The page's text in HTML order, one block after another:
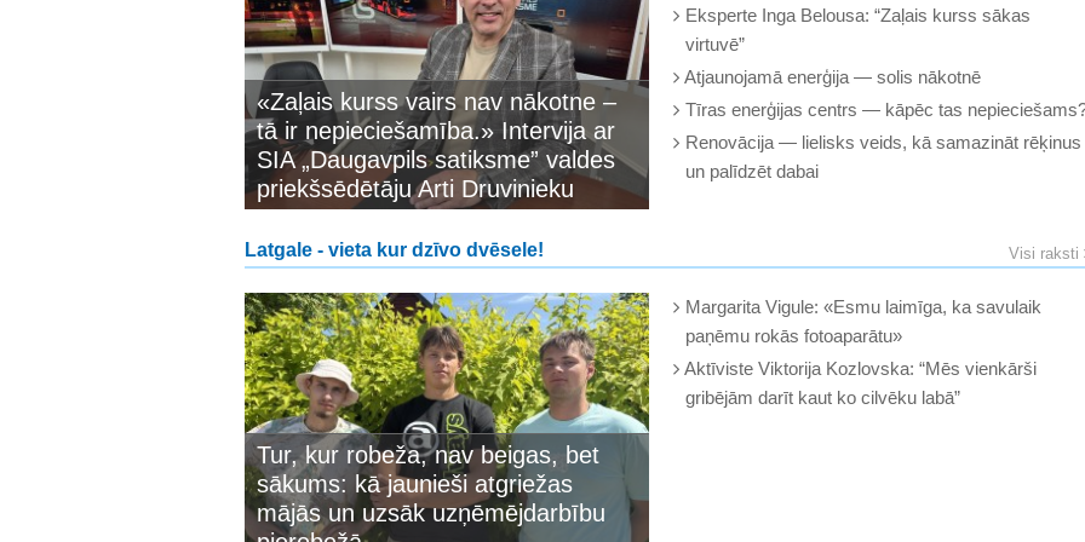
«Zaļais kurss vairs nav nākotne –
tā ir nepieciešamība.» Intervija ar
SIA „Daugavpils satiksme” valdes
priekšsēdētāju Arti Druvinieku
Eksperte Inga Belousa: “Zaļais kurss sākas
virtuvē”
Atjaunojamā enerģija — solis nākotnē
Tīras enerģijas centrs — kāpēc tas
Renovācija — lielisks veids, kā samazināt rēķinus
un palīdzēt dabai
Visi raksti
Latgale - vieta kur dzīvo dvēsele!
Tur, kur robeža, nav beigas, bet
sākums: kā jaunieši atgriežas
mājās un uzsāk uzņēmējdarbību
Margarita Vigule: «Esmu laimīga, ka savulaik
paņēmu rokās fotoaparātu»
Aktīviste Viktorija Kozlovska: “Mēs vienkārši
gribējām darīt kaut ko cilvēku labā”